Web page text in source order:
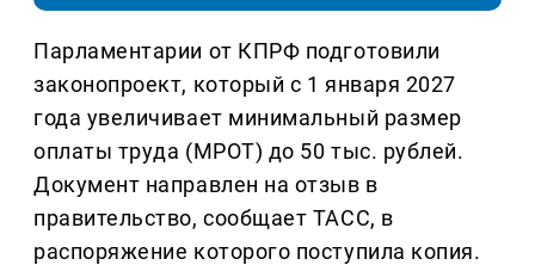
Парламентарии от КПРФ подготовили
законопроект, который с 1 января 2027
года увеличивает минимальный размер
оплаты труда (МРОТ) до 50 тыс. рублей.
Документ направлен на отзыв в
правительство, сообщает ТАСС, в
распоряжение которого поступила копия.